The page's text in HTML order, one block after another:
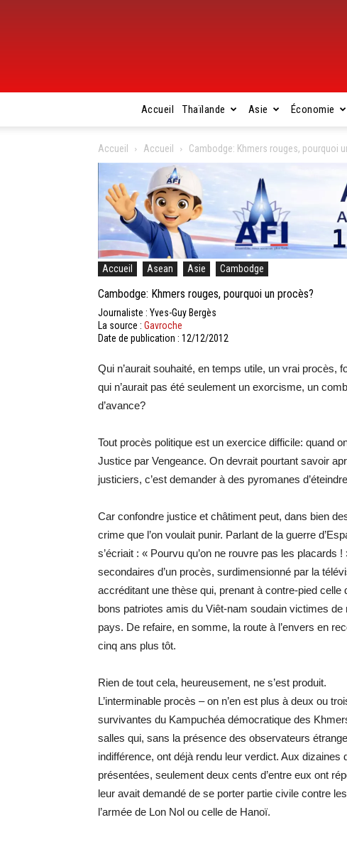
Accueil Thaïlande Asie Économie
Accueil Accueil Cambodge: Khmers rouges, pourquoi
Accueil Asean Asie Cambodge
Cambodge: Khmers rouges, pourquoi un procès?
Journaliste : Yves-Guy Bergès
La source : Gavroche
Date de publication : 12/12/2012
Qui n’aurait souhaité, en temps utile, un vrai procès,
qui n’aurait pas été seulement un exorcisme, un
d’avance?
Tout procès politique est un exercice difficile: quand
Justice par Vengeance. On devrait pourtant savoir
justiciers, c’est demander à des pyromanes
Car confondre justice et châtiment peut, dans bien
crime que l’on voulait punir. Parlant de la guerre
s’écriait : « Pourvu qu’on ne rouvre pas les placards
secondaires d’un procès, surdimensionné par la
accréditant une thèse qui, prenant à contre-pied
bons patriotes amis du Viêt-nam soudain victimes
pays. De refaire, en somme, la route à l’envers en
cinq ans plus tôt.
Rien de tout cela, heureusement, ne s’est produit.
L’interminable procès – on n’en est plus à deux ou
survivantes du Kampuchéa démocratique des
salles qui, sans la présence des observateurs
indifférence, ont déjà rendu leur verdict. Aux
présentées, seulement deux cents d’entre eux ont
leur avait demandé de se porter partie civile contre
l’armée de Lon Nol ou celle de Hanoï.